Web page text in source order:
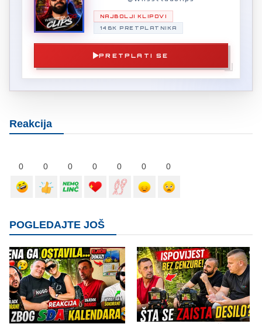
NAJBOLJI KLIPOVI
146K PRETPLATNIKA
PRETPLATI SE
Reakcija
0 0 0 0 0 0 0
POGLEDAJTE JOŠ